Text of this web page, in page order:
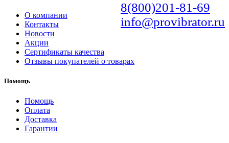
8(800)201-81-69
info@provibrator.ru
О компании
Контакты
Новости
Акции
Сертификаты качества
Отзывы покупателей о товарах
Помощь
Помощь
Оплата
Доставка
Гарантии